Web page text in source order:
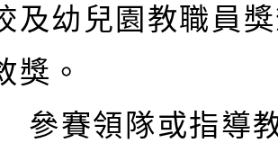
及幼兒園教職員
獎。
賽領隊或指導